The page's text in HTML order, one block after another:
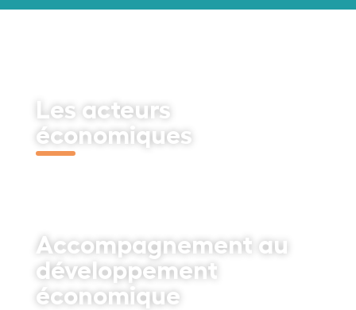
Les acteurs
économiques
Accompagnement au
développement
économique